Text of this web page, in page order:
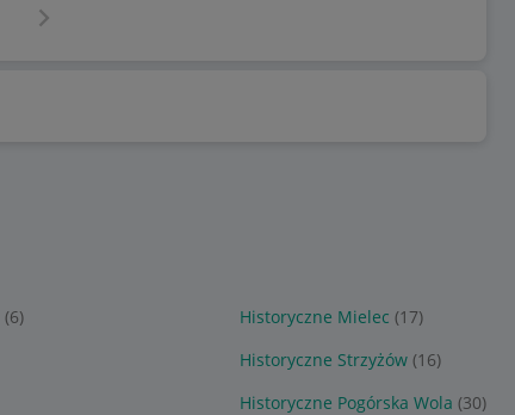
Następna strona
(6) Historyczne Mielec (17)
Historyczne Strzyżów (16)
Historyczne Pogórska Wola (30)